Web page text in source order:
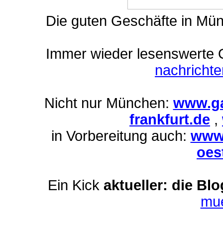
Die guten Geschäfte in
Immer wieder lesenswerte
Nicht nur München:
frankfurt.de ,
in Vorbereitung auch:
Ein Kick aktueller: die